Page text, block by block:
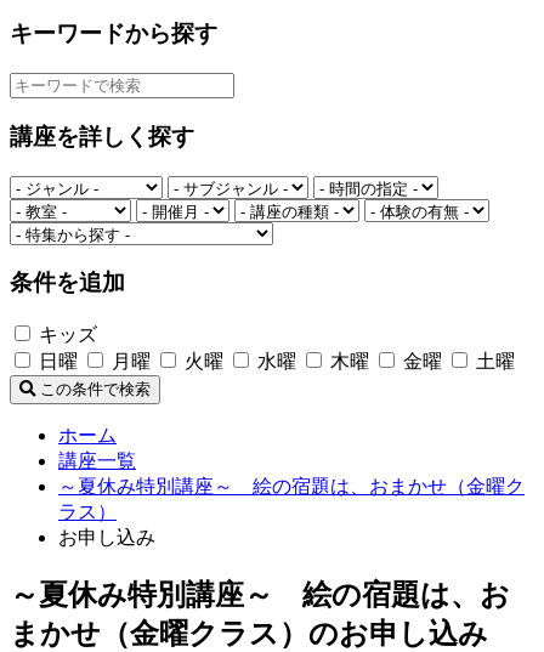
キーワードから探す
講座を詳しく探す
条件を追加
キッズ
日曜
月曜 火曜 水曜 木曜 金曜 土曜
この条件で検索
ホーム
講座一覧
～夏休み特別講座～ 絵の宿題は、おまかせ（金曜ク
ラス）
お申し込み
～夏休み特別講座～ 絵の宿題は、お
まかせ（金曜クラス）のお申し込み